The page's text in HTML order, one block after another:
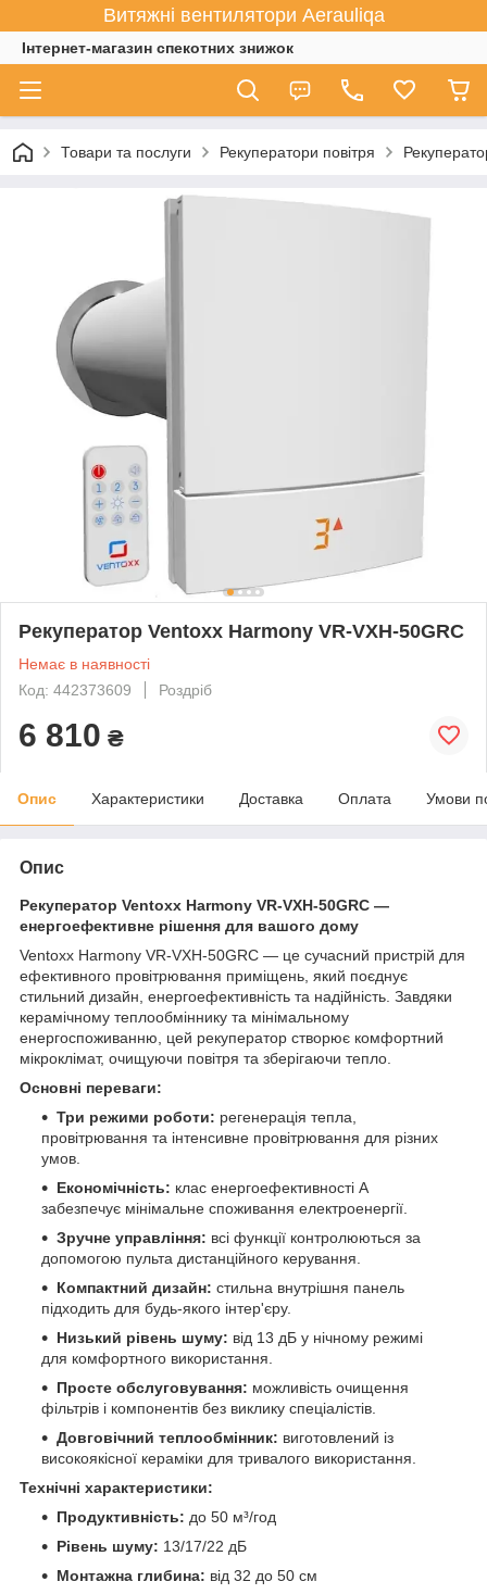
Витяжні вентилятори Aerauliqa
Інтернет-магазин спекотних знижок
Товари та послуги Рекуператори повітря
Рекуператор Ventoxx Harmony VR-VXH-50GRC
Немає в наявності
Код: 442373609
Роздріб
6 810 ₴
Опис Характеристики Доставка Оплата Умови
Опис
Рекуператор Ventoxx Harmony VR-VXH-50GRC —
енергоефективне рішення для вашого дому
Ventoxx Harmony VR-VXH-50GRC — це сучасний пристрій для
ефективного провітрювання приміщень, який поєднує
стильний дизайн, енергоефективність та надійність. Завдяки
керамічному теплообміннику та мінімальному
енергоспоживанню, цей рекуператор створює комфортний
мікроклімат, очищуючи повітря та зберігаючи тепло.
Основні переваги:
Три режими роботи: регенерація тепла,
провітрювання та інтенсивне провітрювання для різних
умов.
Економічність: клас енергоефективності A
забезпечує мінімальне споживання електроенергії.
Зручне управління: всі функції контролюються за
допомогою пульта дистанційного керування.
Компактний дизайн: стильна внутрішня панель
підходить для будь-якого інтер'єру.
Низький рівень шуму: від 13 дБ у нічному режимі
для комфортного використання.
Просте обслуговування: можливість очищення
фільтрів і компонентів без виклику спеціалістів.
Довговічний теплообмінник: виготовлений із
високоякісної кераміки для тривалого використання.
Технічні характеристики:
Продуктивність: до 50 м³/год
Рівень шуму: 13/17/22 дБ
Монтажна глибина: від 32 до 50 см